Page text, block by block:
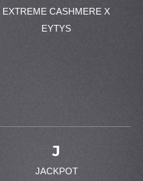
EXTREME CASHMERE X
EYTYS
J
JACKPOT